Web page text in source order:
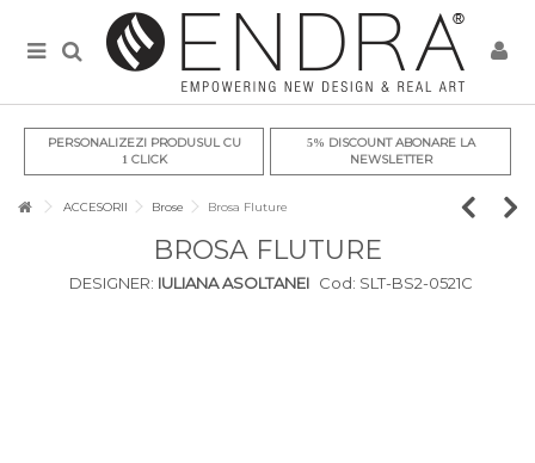
PERSONALIZEZI PRODUSUL CU
1CLICK
5% DISCOUNT ABONARE LA
NEWSLETTER
ACCESORII Brose Brosa Fluture
BROSA FLUTURE
DESIGNER: IULIANA ASOLTANEI Cod: SLT-BS2-0521C